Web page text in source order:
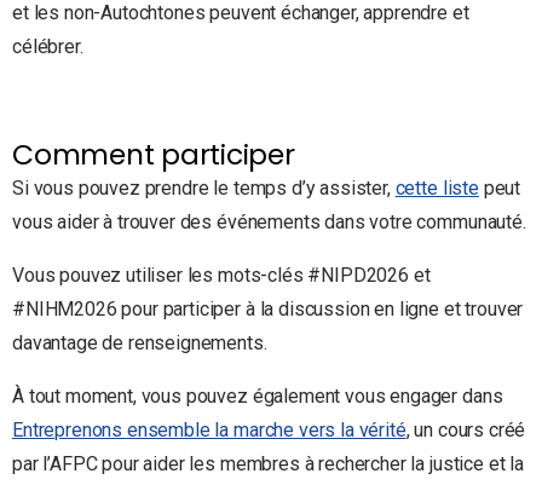
et les non-Autochtones peuvent échanger, apprendre et
célébrer.
Comment participer
Si vous pouvez prendre le temps d’y assister, cette listepeut
vous aider à trouver des événements dans votre communauté.
Vous pouvez utiliser les mots-clés #NIPD2026 et
#NIHM2026 pour participer à la discussion en ligne et trouver
davantage de renseignements.
À tout moment, vous pouvez également vous engager dans
Entreprenons ensemble la marche vers la vérité, un cours créé
par l’AFPC pour aider les membres à rechercher la justice et la